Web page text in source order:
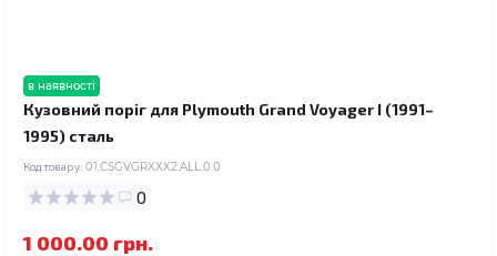
в наявності
Кузовний поріг для Plymouth Grand Voyager I (1991–
1995) сталь
Код товару: 01.CSGVGRXXX2.ALL.0.0
0
1 000.00 грн.